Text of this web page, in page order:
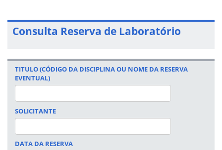
Consulta Reserva de Laboratório
TITULO (CÓDIGO DA DISCIPLINA OU NOME DA RESERVA
EVENTUAL)
SOLICITANTE
DATA DA RESERVA